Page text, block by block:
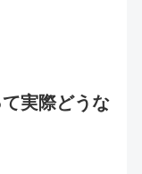
実際どうな